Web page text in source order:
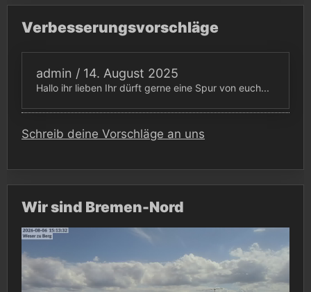
Verbesserungsvorschläge
admin / 14. August 2025
Hallo ihr lieben Ihr dürft gerne eine Spur von euch...
Schreib deine Vorschläge an uns
Wir sind Bremen-Nord